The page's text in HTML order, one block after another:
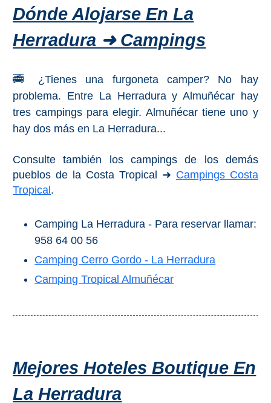
Baratos
via
Cheapoair.com
via
Alquiler
via
Discovercars.com
Trenes
via
Omio.com
Dónde Alojarse En La
Herradura ➜ Campings
🚎 ¿Tienes una furgoneta camper? No hay
problema. Entre La Herradura y Almuñécar hay
tres campings para elegir. Almuñécar tiene uno y
hay dos más en La Herradura...
Consulte también los campings de los demás
pueblos de la Costa Tropical ➜ Campings Costa
Tropical .
Camping La Herradura - Para reservar llamar:
958 64 00 56
Camping Cerro Gordo - La Herradura
Camping Tropical Almuñécar
Mejores Hoteles Boutique En
La Herradura